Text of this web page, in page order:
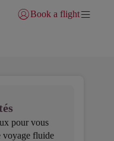
accueil
Se connecter | S’inscrire)
Book a flight
pour vous
voyage fluide